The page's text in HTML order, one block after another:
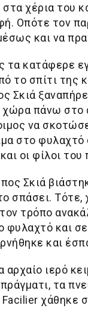
χέρια του
Οπότε τον
και να
τα κατάφερε
το σπίτι της
Σκιά
χώρα πάνω στο
να
στο
οι φίλοι
Σκιά
σπάσει. Τότε,
τρόπο
φυλαχτό και
και
αρχαίο ιερό
τα
χάθηκε